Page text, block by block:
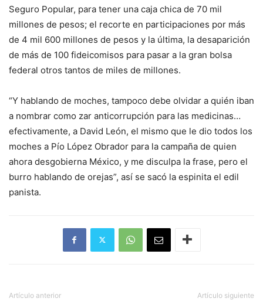
Seguro Popular, para tener una caja chica de 70 mil
millones de pesos; el recorte en participaciones por más
de 4 mil 600 millones de pesos y la última, la desaparición
de más de 100 fideicomisos para pasar a la gran bolsa
federal otros tantos de miles de millones.
“Y hablando de moches, tampoco debe olvidar a quién iban
a nombrar como zar anticorrupción para las medicinas…
efectivamente, a David León, el mismo que le dio todos los
moches a Pío López Obrador para la campaña de quien
ahora desgobierna México, y me disculpa la frase, pero el
burro hablando de orejas”, así se sacó la espinita el edil
panista.
Artículo anterior Artículo siguiente